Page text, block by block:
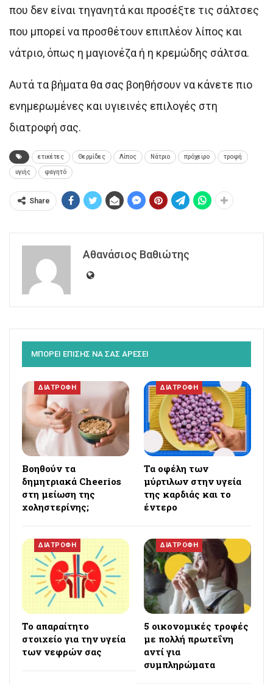
που δεν είναι τηγανητά και προσέξτε τις σάλτσες
που μπορεί να προσθέτουν επιπλέον λίπος και
νάτριο, όπως η μαγιονέζα ή η κρεμώδης σάλτσα.
Αυτά τα βήματα θα σας βοηθήσουν να κάνετε πιο
ενημερωμένες και υγιεινές επιλογές στη
διατροφή σας.
ετικέτες Θερμίδες Λίπος Νάτριο πρόχειρο τροφή
υγιής φαγητό
Share
Αθανάσιος Βαθιώτης
ΜΠΟΡΕΙ ΕΠΙΣΗΣ ΝΑ ΣΑΣ ΑΡΕΣΕΙ
ΔΙΑΤΡΟΦΗ
Βοηθούν τα
δημητριακά Cheerios
στη μείωση της
χοληστερίνης;
ΔΙΑΤΡΟΦΗ
Τα οφέλη των
μύρτιλων στην υγεία
της καρδιάς και το
έντερο
ΔΙΑΤΡΟΦΗ
Το απαραίτητο
στοιχείο για την υγεία
των νεφρών σας
ΔΙΑΤΡΟΦΗ
5 οικονομικές τροφές
με πολλή πρωτεΐνη
αντί για
συμπληρώματα